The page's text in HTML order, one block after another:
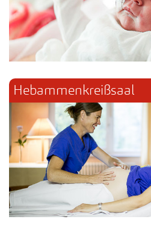
Hebammenkreißsaal